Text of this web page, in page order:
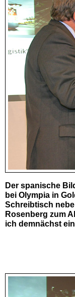
Der spanische
bei Olympia in
Schreibtisch
Rosenberg zum
ich demnächst